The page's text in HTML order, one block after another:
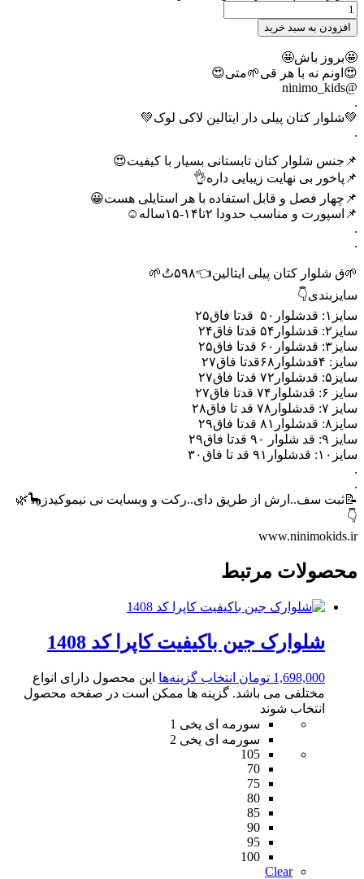
افزودن به سبد خرید
🤩بروز باش🤩
😍اونم نه با هر قی🌱متی😍
@ninimo_kids
.
💚شلوار کتان پیلی دار ایتالین لاکی لوک💚
.
📌جنس شلوار کتان تابستانی بسیار با کیفیت😍
📌پاخور بی نهایت زیبایی داره👌
📌چهار فصل و قابل استفاده با هر استایلی هست😀
📌اسپورت و مناسب حدودا ۲تا۱۴-۱۵ساله☺️
.
.
🌱ق شلوار کتان پیلی ایتالین👈۵۹۸تُ🌱
سایزبندی👇
سایز۱: قدشلوار۵۰ قدتا فاق۲۵
سایز۲: قدشلوار۵۴ قدتا فاق۲۴
سایز۳: قدشلوار۶۰ قدتا فاق۲۵
سایز: ۴قدشلوار۶۸قدتا فاق۲۷
سایز۵: قدشلوار۷۲ قدتا فاق۲۷
سایز ۶: قدشلوار۷۴ قدتا فاق۲۷
سایز ۷: قدشلوار۷۸ قد تا فاق۲۸
سایز۸: قدشلوار۸۱ قدتا فاق۲۹
سایز ۹: قد شلوار ۹۰ قدتا فاق۲۹
سایز۱۰: قدشلوار۹۱ قد تا فاق۳۰
.
.
📝ثبت سف..ارش از طریق دای..رکت و وبسایت نی نیموکیدز🦕🌿
👇
www.ninimokids.ir
محصولات مرتبط
شلوارک جین باکیفیت کاپرا کد 1408
1,698,000 تومان انتخاب گزینه‌ها این محصول دارای انواع
مختلفی می باشد. گزینه ها ممکن است در صفحه محصول
انتخاب شوند
سورمه ای یخی 1
سورمه ای یخی 2
105
70
75
80
85
90
95
100
Clear